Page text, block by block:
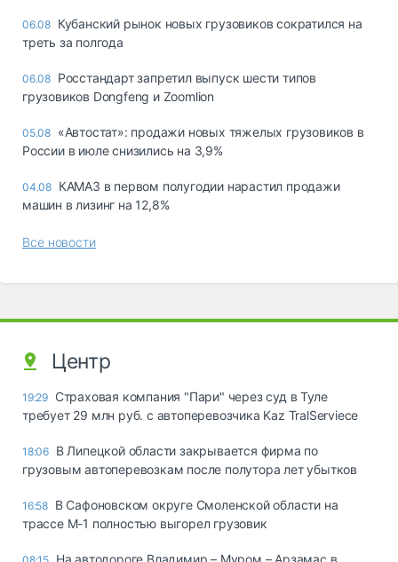
06.08 Кубанский рынок новых грузовиков сократился на
треть за полгода
06.08 Росстандарт запретил выпуск шести типов
грузовиков Dongfeng и Zoomlion
05.08 «Автостат»: продажи новых тяжелых грузовиков в
России в июле снизились на 3,9%
04.08 КАМАЗ в первом полугодии нарастил продажи
машин в лизинг на 12,8%
Все новости
Центр
19:29 Страховая компания "Пари" через суд в Туле
требует 29 млн руб. с автоперевозчика Kaz TralServiece
18:06 В Липецкой области закрывается фирма по
грузовым автоперевозкам после полутора лет убытков
16:58 В Сафоновском округе Смоленской области на
трассе М-1 полностью выгорел грузовик
На автодороге Владимир – Муром – Арзамас в